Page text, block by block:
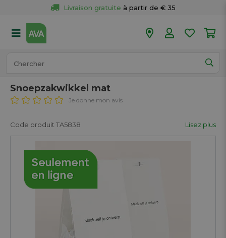
Livraison gratuite à partir de € 35
50 magasins
Snoepzakwikkel mat
Je donne mon avis
Code produit TA5838 Lisez plus